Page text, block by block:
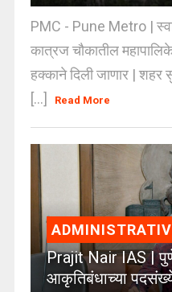
PMC - Pune Metro |
कात्रज चौकातील
हक्काने दिली जाणार | शहर
[...]
Read More
Prajit Nair IAS | पुणे
आकृतिबंधाच्या